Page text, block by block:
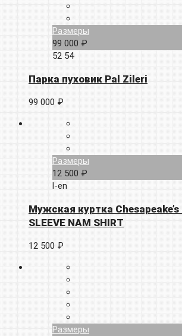
Размеры
99 000 ₽
52 54
Парка пуховик Pal Zileri
99 000 ₽
Размеры
12 500 ₽
l-en
Мужская куртка Chesapeake’s
SLEEVE NAM SHIRT
12 500 ₽
Размеры